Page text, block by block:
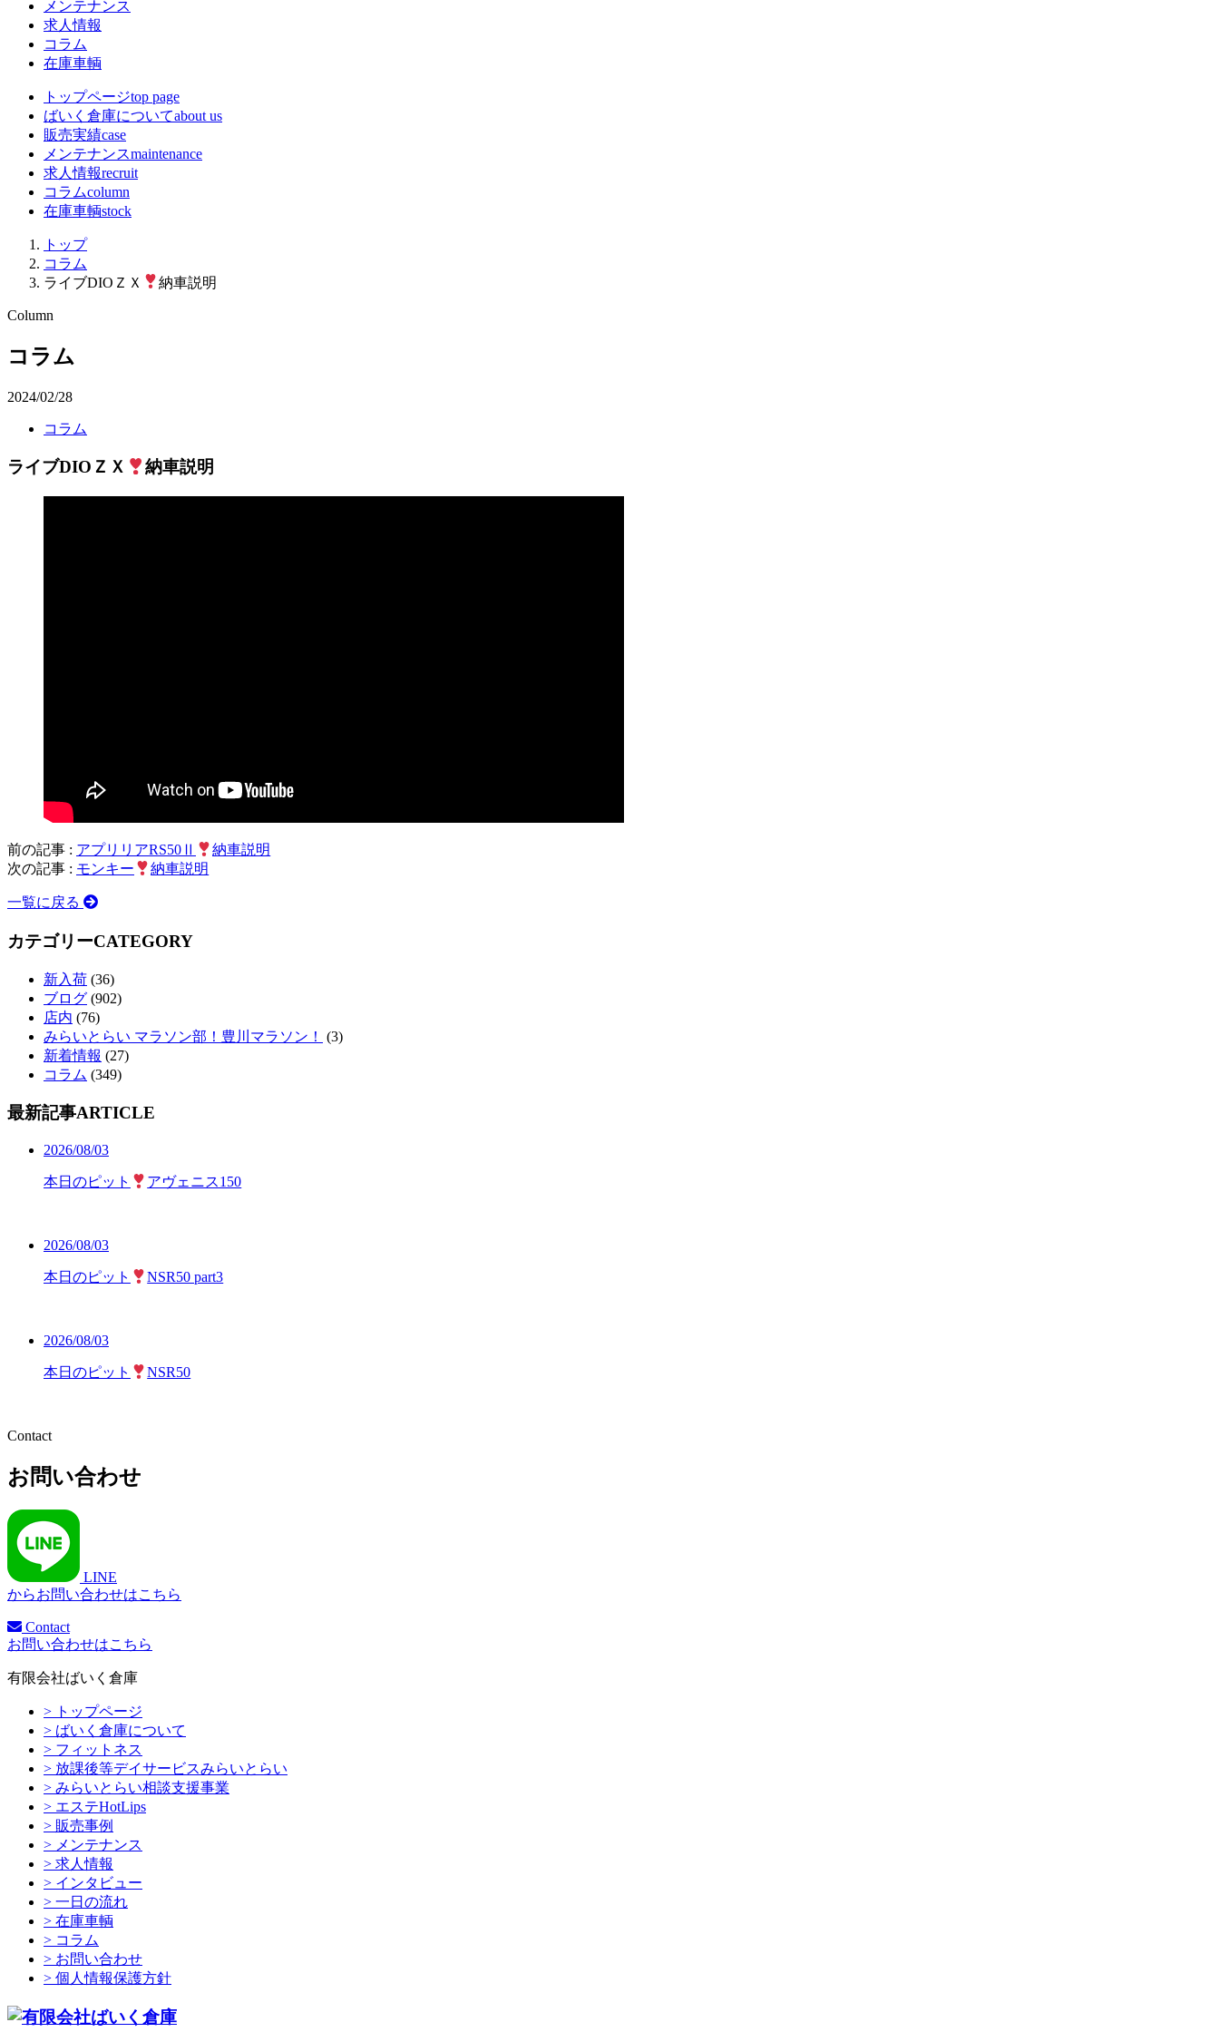
メンテナンス
求人情報
コラム
在庫車輌
トップページtop page
ばいく倉庫についてabout us
販売実績case
メンテナンスmaintenance
求人情報recruit
コラムcolumn
在庫車輌stock
トップ
コラム
ライブDIOＺＸ
納車説明
Column
コラム
2024/02/28
コラム
ライブDIOＺＸ 納車説明
前の記事 : アプリリアRS50Ⅱ
納車説明
次の記事 : モンキー 納車説明
一覧に戻る
カテゴリーCATEGORY
新入荷 (36)
ブログ (902)
店内 (76)
みらいとらい マラソン部！豊川マラソン！
(3)
新着情報 (27)
コラム (349)
最新記事ARTICLE
2026/08/03
本日のピット アヴェニス150
2026/08/03
本日のピット NSR50 part3
2026/08/03
本日のピット NSR50
Contact
お問い合わせ
LINE
からお問い合わせはこちら
Contact
お問い合わせはこちら
有限会社ばいく倉庫
> トップページ
> ばいく倉庫について
> フィットネス
> 放課後等デイサービスみらいとらい
> みらいとらい相談支援事業
> エステHotLips
> 販売事例
> メンテナンス
> 求人情報
> インタビュー
> 一日の流れ
> 在庫車輌
> コラム
> お問い合わせ
> 個人情報保護方針